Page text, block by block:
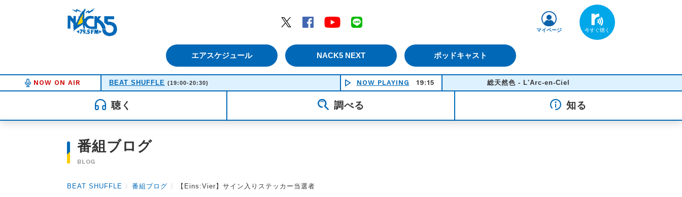
Twitter
Facebook YouTube
エアスケジュール NACK5 NEXT ポッドキャスト
マイページ
NOW ON AIR BEAT SHUFFLE (19:00-20:30) NOW PLAYING 19:15 総天然色 - L'Arc-en-Ciel
聴く 調べる 知る
番組ブログ
BLOG
BEAT SHUFFLE 〉 番組ブログ 〉 【Eins:Vier】サイン入りステッカー当選者